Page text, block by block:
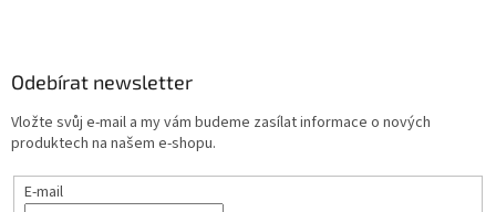
Odebírat newsletter
Vložte svůj e-mail a my vám budeme zasílat informace o nových
produktech na našem e-shopu.
E-mail